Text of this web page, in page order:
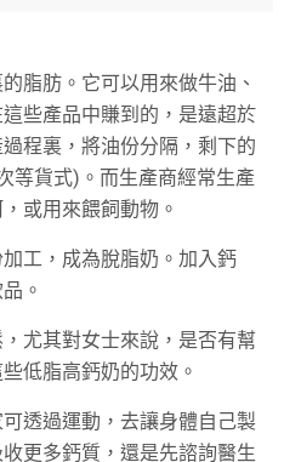
脂肪。它可以用來做牛油、
些產品中賺到的，是遠超於
程裏，將油份分隔，剩下的
等貨式)。而生產商經常生產
或用來餵飼動物。
工，成為脫脂奶。加入鈣
。
尤其對女士來說，是否有幫
低脂高鈣奶的功效。
透過運動，去讓身體自己製
更多鈣質，還是先諮詢醫生